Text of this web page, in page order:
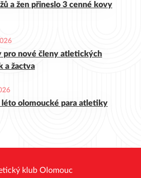
a žen přineslo 3 cenné kovy
pro nové členy atletických
a žactva
léto olomoucké para atletiky